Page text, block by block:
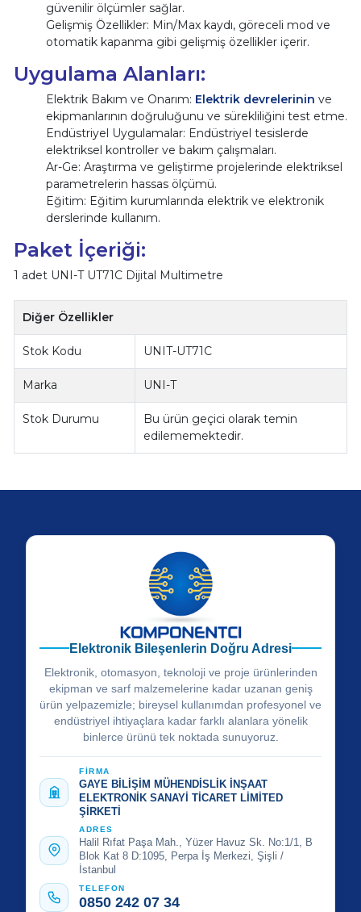
güvenilir ölçümler sağlar.
Gelişmiş Özellikler: Min/Max kaydı, göreceli mod ve
otomatik kapanma gibi gelişmiş özellikler içerir.
Uygulama Alanları:
Elektrik Bakım ve Onarım: Elektrik devrelerinin ve
ekipmanlarının doğruluğunu ve sürekliliğini test etme.
Endüstriyel Uygulamalar: Endüstriyel tesislerde
elektriksel kontroller ve bakım çalışmaları.
Ar-Ge: Araştırma ve geliştirme projelerinde elektriksel
parametrelerin hassas ölçümü.
Eğitim: Eğitim kurumlarında elektrik ve elektronik
derslerinde kullanım.
Paket İçeriği:
1 adet UNI-T UT71C Dijital Multimetre
Diğer Özellikler
Stok Kodu UNIT-UT71C
Marka UNI-T
Stok Durumu
Bu ürün geçici olarak temin
edilememektedir.
Elektronik Bileşenlerin Doğru Adresi
Elektronik, otomasyon, teknoloji ve proje ürünlerinden
ekipman ve sarf malzemelerine kadar uzanan geniş
ürün yelpazemizle; bireysel kullanımdan profesyonel ve
endüstriyel ihtiyaçlara kadar farklı alanlara yönelik
binlerce ürünü tek noktada sunuyoruz.
FİRMA
GAYE BİLİŞİM MÜHENDİSLİK İNŞAAT
ELEKTRONİK SANAYİ TİCARET LİMİTED
ŞİRKETİ
ADRES
Halil Rıfat Paşa Mah., Yüzer Havuz Sk. No:1/1, B
Blok Kat 8 D:1095, Perpa İş Merkezi, Şişli /
İstanbul
TELEFON
0850 242 07 34